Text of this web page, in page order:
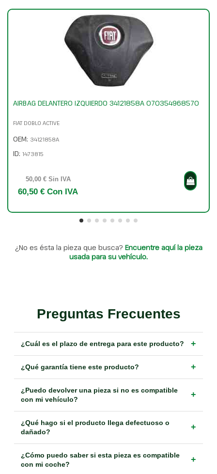
AIRBAG DELANTERO IZQUIERDO 34121858A 070354968570
FIAT DOBLO ACTIVE
OEM: 34121858A
ID: 1473815
50,00 € Sin IVA
60,50 € Con IVA
¿No es ésta la pieza que busca? Encuentre aquí la pieza
usada para su vehículo.
Preguntas Frecuentes
¿Cuál es el plazo de entrega para este producto? +
¿Qué garantía tiene este producto? +
¿Puedo devolver una pieza si no es compatible
con mi vehículo?
+
¿Qué hago si el producto llega defectuoso o
dañado?
+
¿Cómo puedo saber si esta pieza es compatible
con mi coche?
+